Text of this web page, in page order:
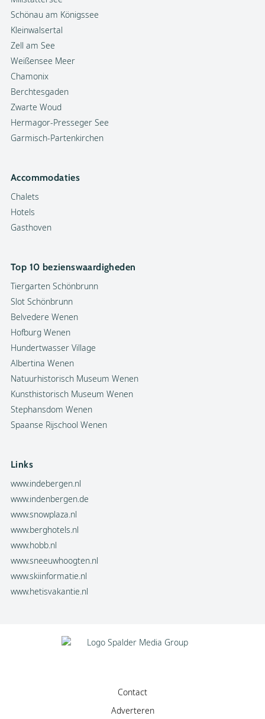
Schönau am Königssee
Kleinwalsertal
Zell am See
Weißensee Meer
Chamonix
Berchtesgaden
Zwarte Woud
Hermagor-Presseger See
Garmisch-Partenkirchen
Accommodaties
Chalets
Hotels
Gasthoven
Top 10 bezienswaardigheden
Tiergarten Schönbrunn
Slot Schönbrunn
Belvedere Wenen
Hofburg Wenen
Hundertwasser Village
Albertina Wenen
Natuurhistorisch Museum Wenen
Kunsthistorisch Museum Wenen
Stephansdom Wenen
Spaanse Rijschool Wenen
Links
www.indebergen.nl
www.indenbergen.de
www.snowplaza.nl
www.berghotels.nl
www.hobb.nl
www.sneeuwhoogten.nl
www.skiinformatie.nl
www.hetisvakantie.nl
Contact
Adverteren